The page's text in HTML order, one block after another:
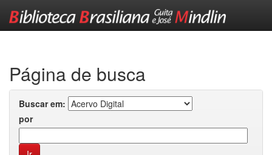
Página de busca
Buscar em:
por